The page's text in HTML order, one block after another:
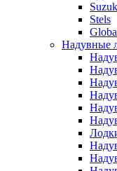
Stels
Надувные